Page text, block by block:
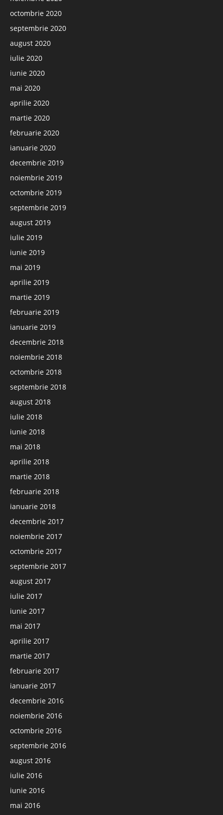
octombrie 2020
septembrie 2020
august 2020
iulie 2020
iunie 2020
mai 2020
aprilie 2020
martie 2020
februarie 2020
ianuarie 2020
decembrie 2019
noiembrie 2019
octombrie 2019
septembrie 2019
august 2019
iulie 2019
iunie 2019
mai 2019
aprilie 2019
martie 2019
februarie 2019
ianuarie 2019
decembrie 2018
noiembrie 2018
octombrie 2018
septembrie 2018
august 2018
iulie 2018
iunie 2018
mai 2018
aprilie 2018
martie 2018
februarie 2018
ianuarie 2018
decembrie 2017
noiembrie 2017
octombrie 2017
septembrie 2017
august 2017
iulie 2017
iunie 2017
mai 2017
aprilie 2017
martie 2017
februarie 2017
ianuarie 2017
decembrie 2016
noiembrie 2016
octombrie 2016
septembrie 2016
august 2016
iulie 2016
iunie 2016
mai 2016